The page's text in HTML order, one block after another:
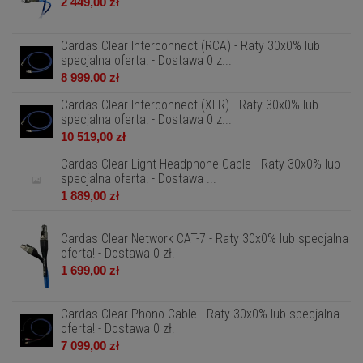
Cardas Clear Interconnect (RCA) - Raty 30x0% lub
specjalna oferta! - Dostawa 0 z...
8 999,00 zł
Cardas Clear Interconnect (XLR) - Raty 30x0% lub
specjalna oferta! - Dostawa 0 z...
10 519,00 zł
Cardas Clear Light Headphone Cable - Raty 30x0% lub
specjalna oferta! - Dostawa ...
1 889,00 zł
Cardas Clear Network CAT-7 - Raty 30x0% lub specjalna
oferta! - Dostawa 0 zł!
1 699,00 zł
Cardas Clear Phono Cable - Raty 30x0% lub specjalna
oferta! - Dostawa 0 zł!
7 099,00 zł